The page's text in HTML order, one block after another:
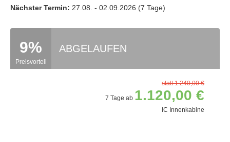
Nächster Termin: 27.08. - 02.09.2026 (7 Tage)
9%
Preisvorteil
ABGELAUFEN
statt 1.240,00 €
7 Tage ab 1.120,00 €
IC Innenkabine